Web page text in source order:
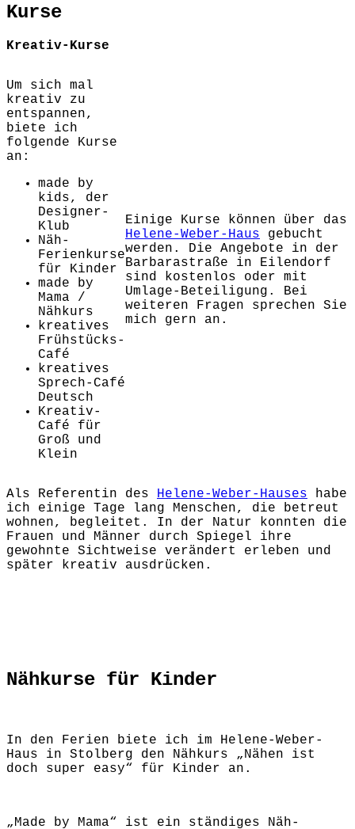
Kurse
Kreativ-Kurse
Um sich mal
kreativ zu
entspannen,
biete ich
folgende Kurse
an:
made by
kids, der
Designer-
Klub
Näh-
Ferienkurse
für Kinder
made by
Mama /
Nähkurs
kreatives
Frühstücks-
Café
kreatives
Sprech-Café
Deutsch
Kreativ-
Café für
Groß und
Klein
Einige Kurse können über das
Helene-Weber-Haus gebucht
werden. Die Angebote in der
Barbarastraße in Eilendorf
sind kostenlos oder mit
Umlage-Beteiligung. Bei
weiteren Fragen sprechen Sie
mich gern an.
Als Referentin des Helene-Weber-Hauses habe
ich einige Tage lang Menschen, die betreut
wohnen, begleitet. In der Natur konnten die
Frauen und Männer durch Spiegel ihre
gewohnte Sichtweise verändert erleben und
später kreativ ausdrücken.
Nähkurse für Kinder
In den Ferien biete ich im Helene-Weber-
Haus in Stolberg den Nähkurs „Nähen ist
doch super easy“ für Kinder an.
„Made by Mama“ ist ein ständiges Näh-